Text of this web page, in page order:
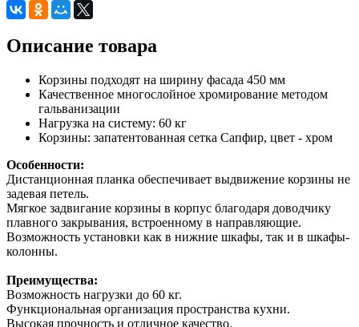
Описание товара
Корзины подходят на ширину фасада 450 мм
Качественное многослойное хромирование методом
гальванизации
Нагрузка на систему: 60 кг
Корзины: запатентованная сетка Сапфир, цвет - хром
Особенности:
Дистанционная планка обеспечивает выдвижение корзины не
задевая петель.
Мягкое задвигание корзины в корпус благодаря доводчику
плавного закрывания, встроенному в направляющие.
Возможность установки как в нижние шкафы, так и в шкафы-
колонны.
Преимущества:
Возможность нагрузки до 60 кг.
Функциональная организация пространства кухни.
Высокая прочность и отличное качество.